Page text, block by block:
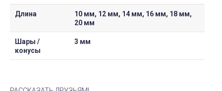
Длина
10 мм, 12 мм, 14 мм, 16 мм, 18 мм,
20 мм
Шары /
конусы
3 мм